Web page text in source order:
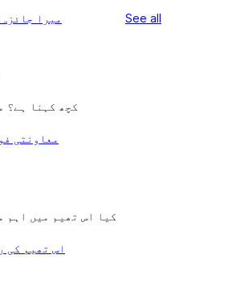
میرا See all
کچھ کہنا ہے؟
معاونتی
کیا اس تھیم میں اہم
اس تھیم کی